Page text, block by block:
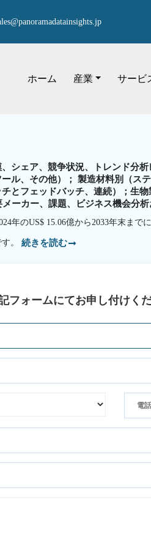
ホーム 産業 サービ
シェア、競争状況、トレンド分
ル、その他）； 製造材料別（ス
とフェッドバッチ、連続）；生
ーカー、課題、ビジネス機会分
年のUS$ 15.06億から2033年末まで
。 続きを読む
フォームにてお申し付けくだ